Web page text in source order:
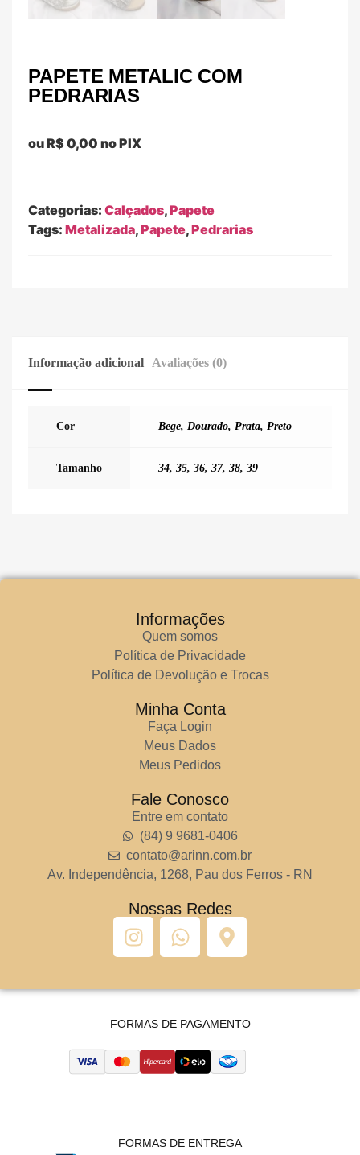
PAPETE METALIC COM
PEDRARIAS
ouR$0,00 no PIX
Categorias: Calçados,Papete
Tags: Metalizada,Papete,Pedrarias
Informação adicional Avaliações (0)
Cor Bege, Dourado, Prata, Preto
Tamanho 34, 35, 36, 37, 38, 39
Informações
Quem somos
Política de Privacidade
Política de Devolução e Trocas
Minha Conta
Faça Login
Meus Dados
Meus Pedidos
Fale Conosco
Entre em contato
(84) 9 9681-0406
contato@arinn.com.br
Av. Independência, 1268, Pau dos Ferros - RN
Nossas Redes
FORMAS DE PAGAMENTO
FORMAS DE ENTREGA